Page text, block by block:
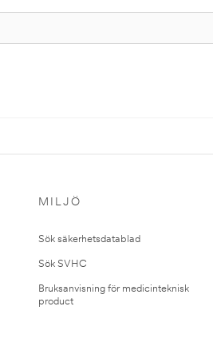
MILJÖ
Sök säkerhetsdatablad
Sök SVHC
Bruksanvisning för medicinteknisk
product